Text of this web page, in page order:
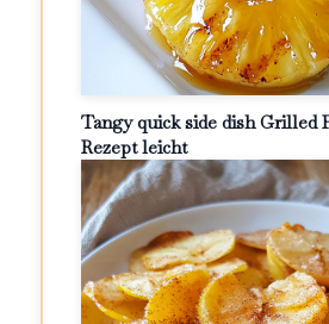
Tangy quick side dish Grilled
Rezept leicht